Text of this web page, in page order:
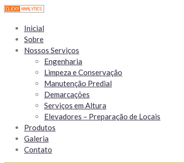
Inicial
Sobre
Nossos Serviços
Engenharia
Limpeza e Conservação
Manutenção Predial
Demarcações
Serviços em Altura
Elevadores – Preparação de Locais
Produtos
Galeria
Contato